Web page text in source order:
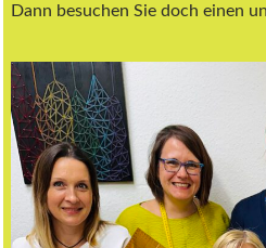
Dann besuchen Sie doch einen